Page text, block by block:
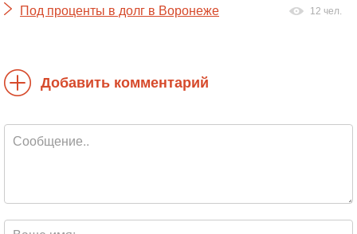
Под проценты в долг в Воронеже 12 чел.
Добавить комментарий